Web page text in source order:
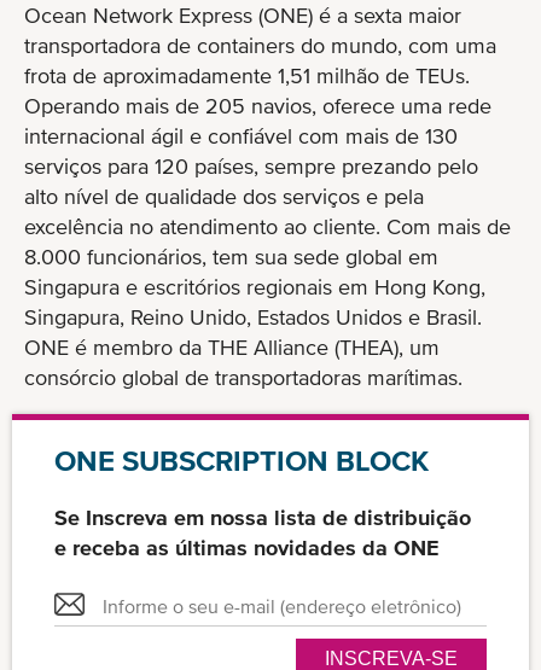
Ocean Network Express (ONE) é a sexta maior
transportadora de containers do mundo, com uma
frota de aproximadamente 1,51 milhão de TEUs.
Operando mais de 205 navios, oferece uma rede
internacional ágil e confiável com mais de 130
serviços para 120 países, sempre prezando pelo
alto nível de qualidade dos serviços e pela
excelência no atendimento ao cliente. Com mais de
8.000 funcionários, tem sua sede global em
Singapura e escritórios regionais em Hong Kong,
Singapura, Reino Unido, Estados Unidos e Brasil.
ONE é membro da THE Alliance (THEA), um
consórcio global de transportadoras marítimas.
ONE SUBSCRIPTION BLOCK
Se Inscreva em nossa lista de distribuição
e receba as últimas novidades da ONE
INSCREVA-SE